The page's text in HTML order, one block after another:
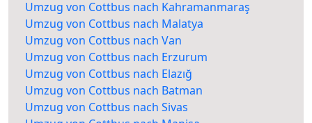
Umzug von Cottbus nach Kahramanmaraş
Umzug von Cottbus nach Malatya
Umzug von Cottbus nach Van
Umzug von Cottbus nach Erzurum
Umzug von Cottbus nach Elazığ
Umzug von Cottbus nach Batman
Umzug von Cottbus nach Sivas